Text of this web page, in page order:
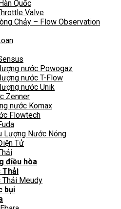
Quốc
Valve
Chảy – Flow Observation
nước Powogaz
nước T-Flow
nước Unik
Zenner
nước Komax
Flowtech
Lượng Nước Nóng
Tử
điều hòa
Thải
Thải Meudy
bụi